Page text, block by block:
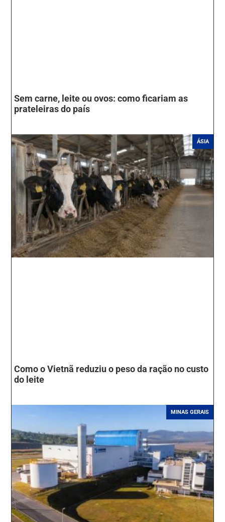
Sem carne, leite ou ovos: como ficariam as
prateleiras do país
ÁSIA
Como o Vietnã reduziu o peso da ração no custo
do leite
MINAS GERAIS